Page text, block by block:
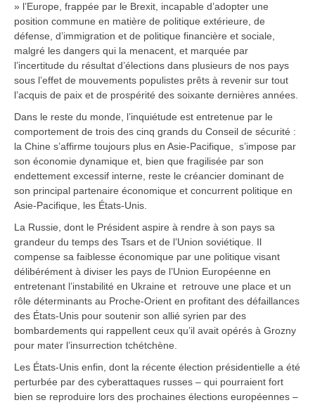
» l’Europe, frappée par le Brexit, incapable d’adopter une
position commune en matière de politique extérieure, de
défense, d’immigration et de politique financière et sociale,
malgré les dangers qui la menacent, et marquée par
l’incertitude du résultat d’élections dans plusieurs de nos pays
sous l’effet de mouvements populistes prêts à revenir sur tout
l’acquis de paix et de prospérité des soixante dernières années.
Dans le reste du monde, l’inquiétude est entretenue par le
comportement de trois des cinq grands du Conseil de sécurité :
la Chine s’affirme toujours plus en Asie-Pacifique, s’impose par
son économie dynamique et, bien que fragilisée par son
endettement excessif interne, reste le créancier dominant de
son principal partenaire économique et concurrent politique en
Asie-Pacifique, les États-Unis.
La Russie, dont le Président aspire à rendre à son pays sa
grandeur du temps des Tsars et de l’Union soviétique. Il
compense sa faiblesse économique par une politique visant
délibérément à diviser les pays de l’Union Européenne en
entretenant l’instabilité en Ukraine et retrouve une place et un
rôle déterminants au Proche-Orient en profitant des défaillances
des États-Unis pour soutenir son allié syrien par des
bombardements qui rappellent ceux qu’il avait opérés à Grozny
pour mater l’insurrection tchétchène.
Les États-Unis enfin, dont la récente élection présidentielle a été
perturbée par des cyberattaques russes – qui pourraient fort
bien se reproduire lors des prochaines élections européennes –